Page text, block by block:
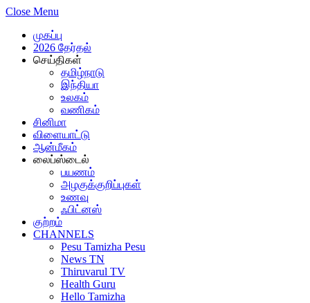
Close Menu
முகப்பு
2026 தேர்தல்
செய்திகள்
தமிழ்நாடு
இந்தியா
உலகம்
வணிகம்
சினிமா
விளையாட்டு
ஆன்மீகம்
லைப்ஸ்டைல்
பயணம்
அழகுக்குறிப்புகள்
உணவு
ஃபிட்னஸ்
குற்றம்
CHANNELS
Pesu Tamizha Pesu
News TN
Thiruvarul TV
Health Guru
Hello Tamizha